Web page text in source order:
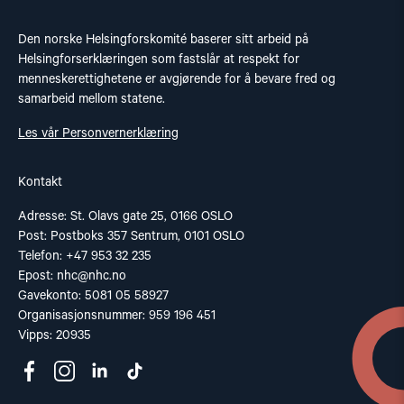
Den norske Helsingforskomité baserer sitt arbeid på
Helsingforserklæringen som fastslår at respekt for
menneskerettighetene er avgjørende for å bevare fred og
samarbeid mellom statene.
Les vår Personvernerklæring
Kontakt
Adresse: St. Olavs gate 25, 0166 OSLO
Post: Postboks 357 Sentrum, 0101 OSLO
Telefon: +47 953 32 235
Epost: nhc@nhc.no
Gavekonto: 5081 05 58927
Organisasjonsnummer: 959 196 451
Vipps: 20935